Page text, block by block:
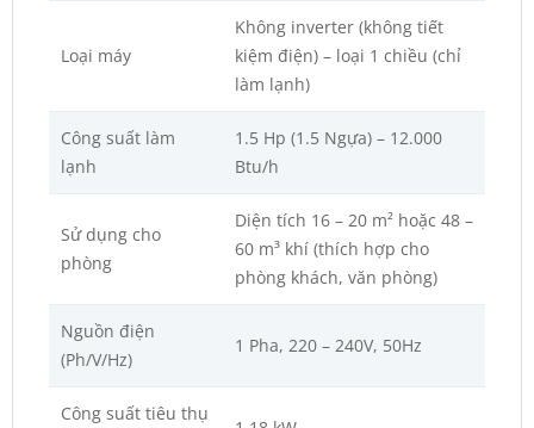
Loại máy
Không inverter (không tiết
kiệm điện) – loại 1 chiều (chỉ
làm lạnh)
Công suất làm
lạnh
1.5 Hp (1.5 Ngựa) – 12.000
Btu/h
Sử dụng cho
phòng
Diện tích 16 – 20 m² hoặc 48 –
60 m³ khí (thích hợp cho
phòng khách, văn phòng)
Nguồn điện
(Ph/V/Hz)
1 Pha, 220 – 240V, 50Hz
Công suất tiêu thụ